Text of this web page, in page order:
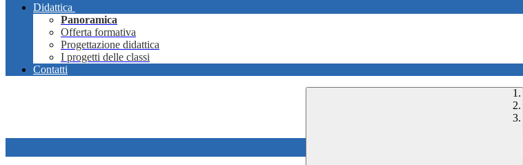
Didattica
Panoramica
Offerta formativa
Progettazione didattica
I progetti delle classi
Contatti